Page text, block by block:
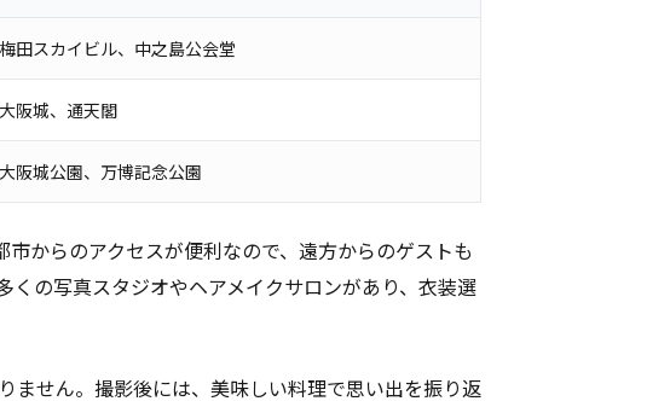
梅田スカイビル、中之島公会堂
大阪城、通天閣
大阪城公園、万博記念公園
からのアクセスが便利なので、遠方からのゲストも
くの写真スタジオやヘアメイクサロンがあり、衣装選
ません。撮影後には、美味しい料理で思い出を振り返